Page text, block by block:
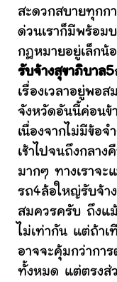
สะดวกสบายทุกก
ด่วนเราก็มีพร้อม
กฎหมายอยู่เล็กน้
รับจ้างสุขาภิบาล5
เรื่องเวลาอยู่พอ
จังหวัดอันนี้ค่อนข้
เนื่องจากไม่มีข้อ
เช้าไปจนถึงกลา
มากๆ ทางเราจะ
รถ4ล้อใหญ่รับจ้า
สมควรครับ ถึงแม้
ไม่เท่ากัน แต่ถ้าเ
อาจจะคุ้มกว่ากา
ทั้งหมด แต่ตรงส่